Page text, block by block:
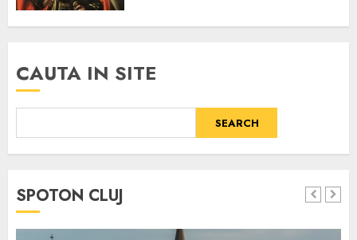
CAUTA IN SITE
SEARCH
SPOTON CLUJ